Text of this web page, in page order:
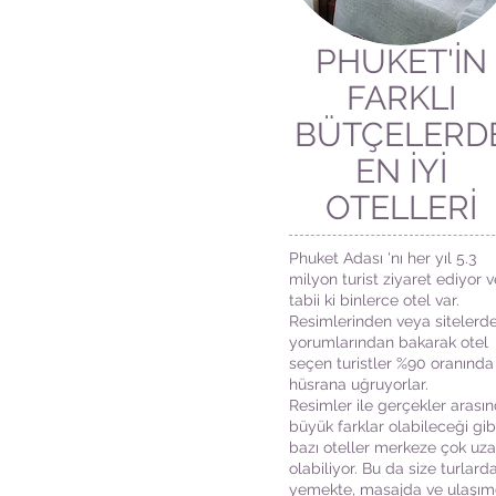
PHUKET'İN
FARKLI
EN İYİ
OTELLERİ
Phuket Adası 'nı her yıl 5.3
milyon turist ziyaret ediyor
tabii ki binlerce otel var.
Resimlerinden veya
yorumlarından bakarak otel
seçen turistler %90 oranında
hüsrana uğruyorlar.
Resimler ile gerçekler
büyük farklar olabileceği
bazı oteller merkeze çok
olabiliyor. Bu da size
yemekte, masajda ve